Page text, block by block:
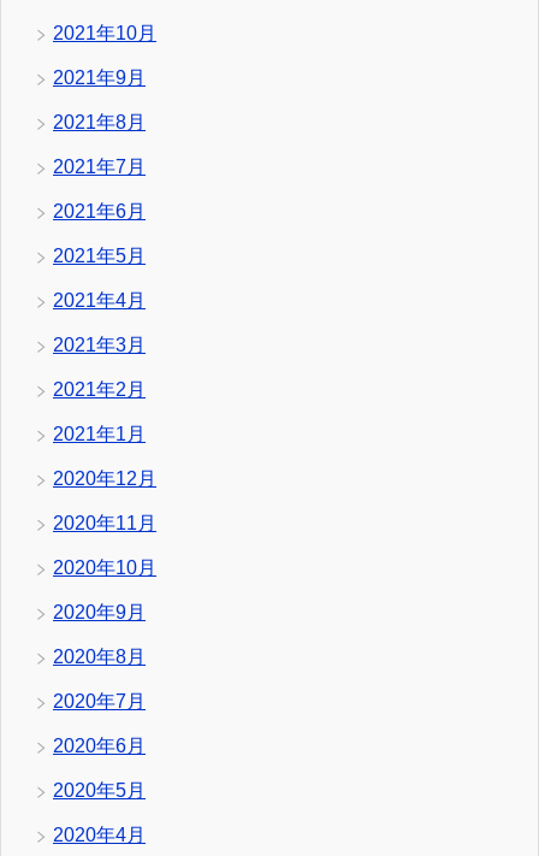
2021年10月
2021年9月
2021年8月
2021年7月
2021年6月
2021年5月
2021年4月
2021年3月
2021年2月
2021年1月
2020年12月
2020年11月
2020年10月
2020年9月
2020年8月
2020年7月
2020年6月
2020年5月
2020年4月